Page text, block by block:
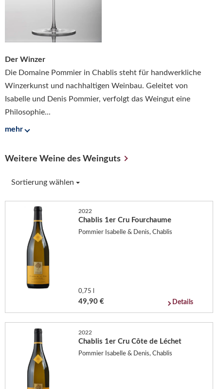
Der Winzer
Die Domaine Pommier in Chablis steht für handwerkliche
Winzerkunst und nachhaltigen Weinbau. Geleitet von
Isabelle und Denis Pommier, verfolgt das Weingut eine
Philosophie...
mehr
Weitere Weine des Weinguts
Sortierung wählen
2022
Chablis 1er Cru Fourchaume
Pommier Isabelle & Denis, Chablis
0,75 l
49,90 € Details
2022
Chablis 1er Cru Côte de Léchet
Pommier Isabelle & Denis, Chablis